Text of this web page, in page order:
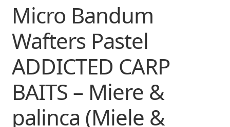
Micro Bandum
Wafters Pastel
ADDICTED CARP
BAITS – Miere &
palinca (Miele &